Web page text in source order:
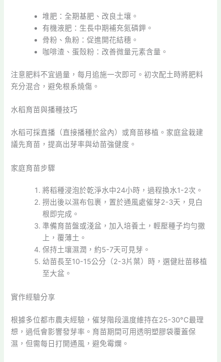
堆肥：全期基肥、改良土壤。
有機液肥：生長中期補充氮磷鉀。
骨粉、魚粉：促進開花結穗。
咖啡渣、蛋殼粉：改善微量元素含量。
注意肥料不宜過量，每月追施一次即可。初次配土時將肥料
充分混合，避免根系燒傷。
水稻育苗與播種技巧
水稻可採直播（直接播種於盆內）或育苗移植。家庭盆栽建
議先育苗，提高出芽率與幼苗強健度。
家庭育苗步驟
將稻種浸泡於乾淨水中24小時，過程換水1-2次。
撈出後以濕布包裹，置於通風處催芽2-3天，見白
根即完成。
準備育苗盤或淺盆，加入培養土，輕壓種子均勻撒
上，覆薄土。
保持土壤濕潤，約5-7天可見芽。
幼苗長至10-15公分（2-3片葉）時，選健壯苗移植
至大盆。
實作經驗分享
根據多位都市農夫經驗，催芽階段溫度維持在25-30°C最理
想，過低會影響發芽率。育苗期間可用透明塑膠袋覆蓋保
濕，但需每日打開通風，避免霉爛。